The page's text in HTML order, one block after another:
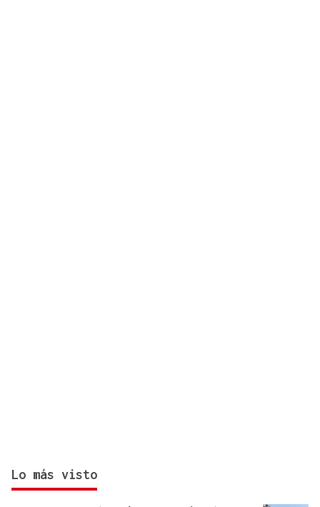
Lo más visto